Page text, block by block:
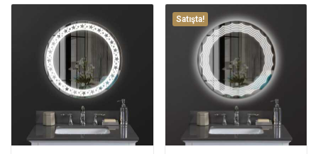
Satışta!